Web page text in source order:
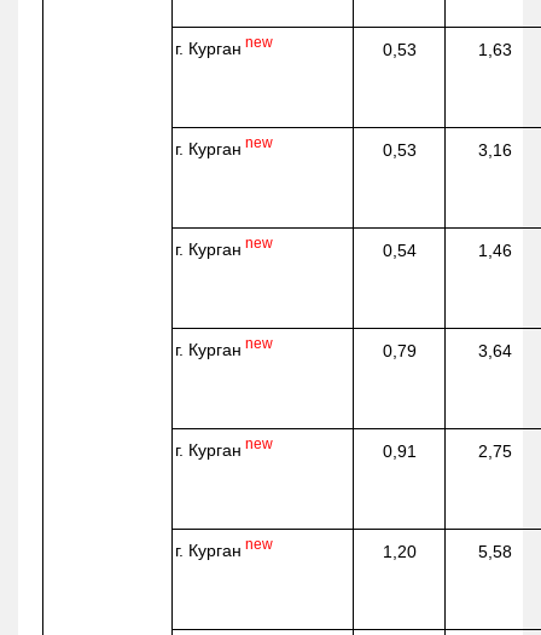
г. Курган new 0,53 1,63
г. Курган new 0,53 3,16
г. Курган new 0,54 1,46
г. Курган new 0,79 3,64
г. Курган new 0,91 2,75
г. Курган new 1,20 5,58